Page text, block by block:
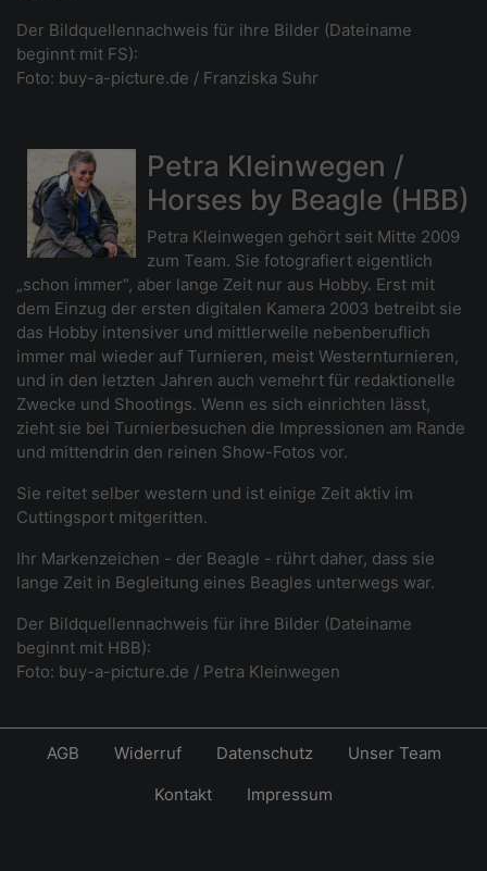
Der Bildquellennachweis für ihre Bilder (Dateiname
beginnt mit FS):
Foto: buy-a-picture.de / Franziska Suhr
Petra Kleinwegen /
Horses by Beagle (HBB)
Petra Kleinwegen gehört seit Mitte 2009
zum Team. Sie fotografiert eigentlich
„schon immer“, aber lange Zeit nur aus Hobby. Erst mit
dem Einzug der ersten digitalen Kamera 2003 betreibt sie
das Hobby intensiver und mittlerweile nebenberuflich
immer mal wieder auf Turnieren, meist Westernturnieren,
und in den letzten Jahren auch vemehrt für redaktionelle
Zwecke und Shootings. Wenn es sich einrichten lässt,
zieht sie bei Turnierbesuchen die Impressionen am Rande
und mittendrin den reinen Show-Fotos vor.
Sie reitet selber western und ist einige Zeit aktiv im
Cuttingsport mitgeritten.
Ihr Markenzeichen - der Beagle - rührt daher, dass sie
lange Zeit in Begleitung eines Beagles unterwegs war.
Der Bildquellennachweis für ihre Bilder (Dateiname
beginnt mit HBB):
Foto: buy-a-picture.de / Petra Kleinwegen
AGB Widerruf Datenschutz
Unser Team
Kontakt
Impressum